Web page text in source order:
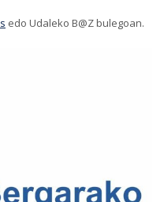
edo Udaleko B@Z bulegoan.